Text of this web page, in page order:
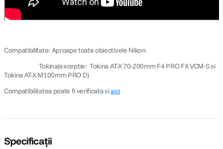
Compatibilitate: Aproape toate obiectivele Nikon
Tokina(exceptie: Tokina AT-X 70-200mm F4 PRO FX VCM-S si
Tokina AT-X M100mm PRO D)
Compatibilitatea poate fi verificata siaici
Specificații